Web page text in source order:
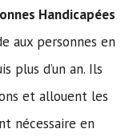
Handicapées
aux personnes en
plus d’un an. Ils
et allouent les
nécessaire en